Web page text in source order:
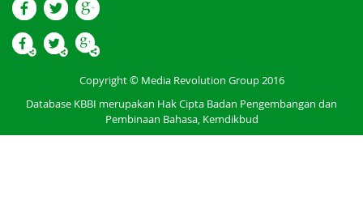
Copyright © Media Revolution Group 2016
Database KBBI merupakan Hak Cipta Badan Pengembangan dan
Pembinaan Bahasa, Kemdikbud